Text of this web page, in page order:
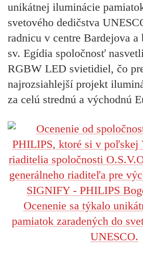
unikátnej iluminácie
svetového dedičstva
radnicu v centre Bardejova
sv. Egídia spoločnosť
RGBW LED svietidiel, čo
najrozsiahlejší projekt
za celú strednú a východnú